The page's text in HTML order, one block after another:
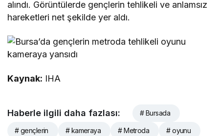
alındı. Görüntülerde gençlerin tehlikeli ve anlamsız
hareketleri net şekilde yer aldı.
Kaynak: IHA
Haberle ilgili daha fazlası: # Bursada
# gençlerin # kameraya # Metroda # oyunu